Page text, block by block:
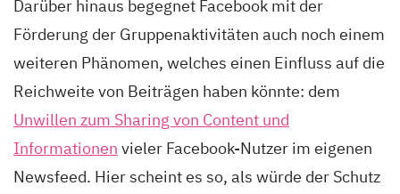
Darüber hinaus begegnet Facebook mit der
Förderung der Gruppenaktivitäten auch noch einem
weiteren Phänomen, welches einen Einfluss auf die
Reichweite von Beiträgen haben könnte: dem
Unwillen zum Sharing von Content und
Informationen vieler Facebook-Nutzer im eigenen
Newsfeed. Hier scheint es so, als würde der Schutz